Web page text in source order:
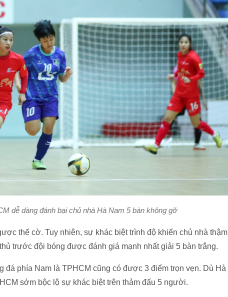
dễ dàng đánh bại chủ nhà Hà Nam 5 bàn không gỡ
thế cờ. Tuy nhiên, sự khác biệt trình độ khiến chủ nhà thậm
trước đội bóng được đánh giá mạnh nhất giải 5 bàn trắng.
đá phía Nam là TPHCM cũng có được 3 điểm trọn vẹn. Dù Hà
sớm bộc lộ sự khác biệt trên thảm đấu 5 người.